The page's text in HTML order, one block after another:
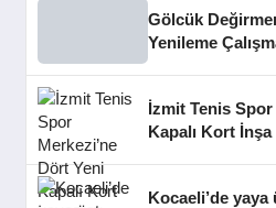
Gölcük
Yenileme
İzmit Tenis
Kapalı Kort
Kocaeli’de